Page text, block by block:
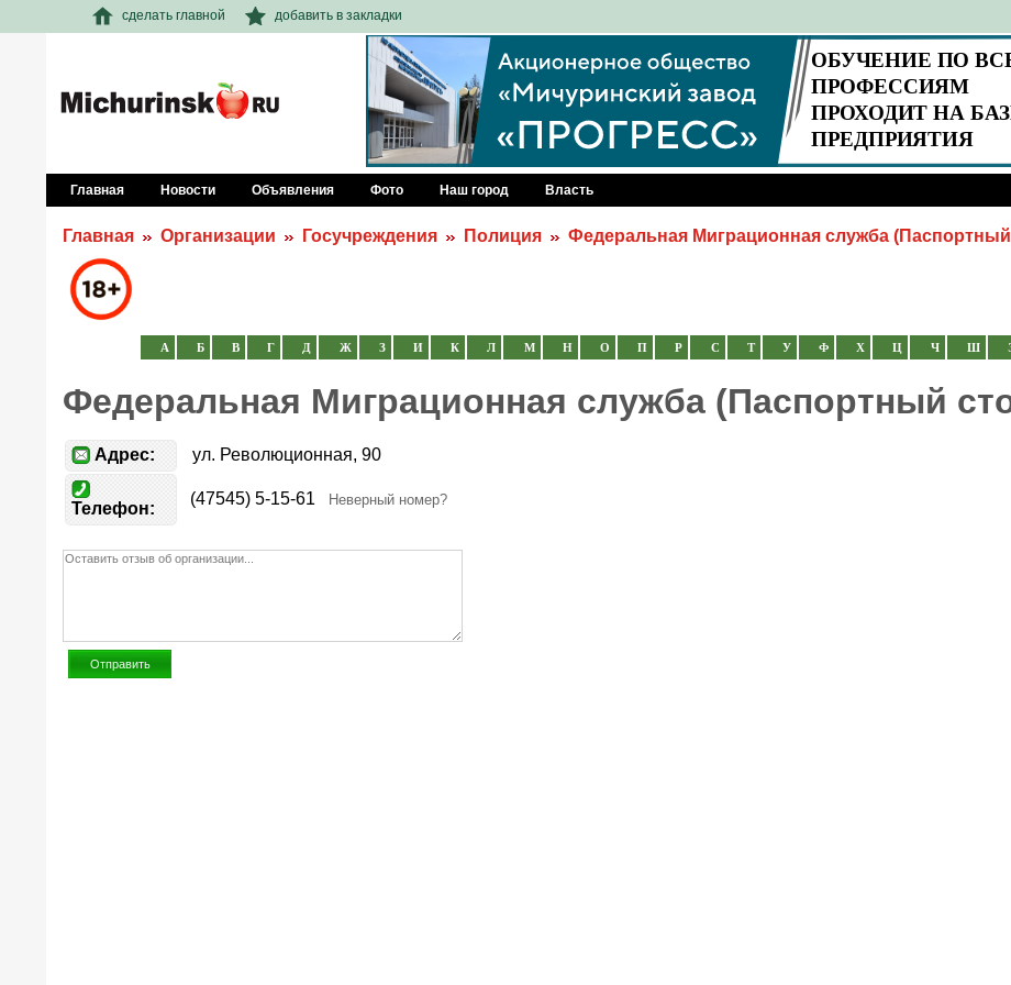
сделать главной добавить в закладки
Главная Новости Объявления Фото Наш город Власть
Главная Организации Госучреждения Полиция Федеральная Миграционная служба
А Б В Г Д Ж З И К Л М Н О П Р С Т У Ф Х Ц Ч Ш
Федеральная Миграционная служба (Паспортный
Адрес: ул. Революционная, 90
Телефон:
(47545) 5-15-61 Неверный номер?